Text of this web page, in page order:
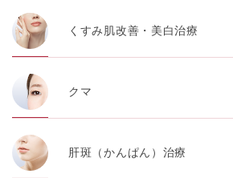
くすみ肌改善・美白治療
クマ
肝斑（かんぱん）治療